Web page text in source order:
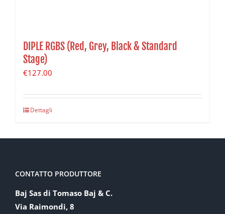
DIPLE RGBS (Red, Grey, Black & Standard
Stage)
€127.00
Dettagli
CONTATTO PRODUTTORE
Baj Sas di Tomaso Baj & C.
Via Raimondi, 8